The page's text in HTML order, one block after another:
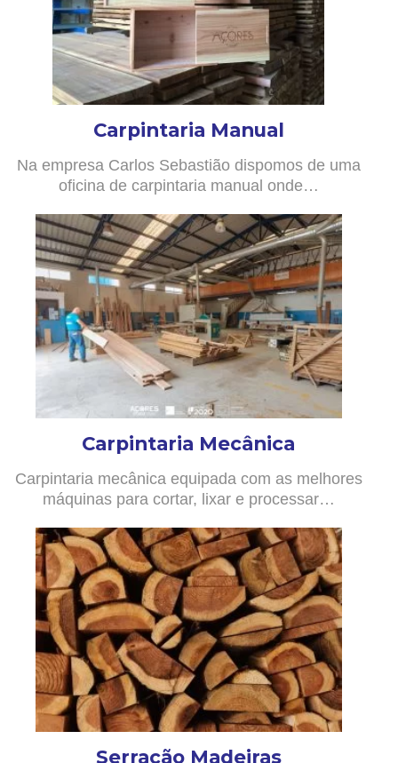
Carpintaria Manual
Na empresa Carlos Sebastião dispomos de uma
oficina de carpintaria manual onde…
Carpintaria Mecânica
Carpintaria mecânica equipada com as melhores
máquinas para cortar, lixar e processar…
Serração Madeiras